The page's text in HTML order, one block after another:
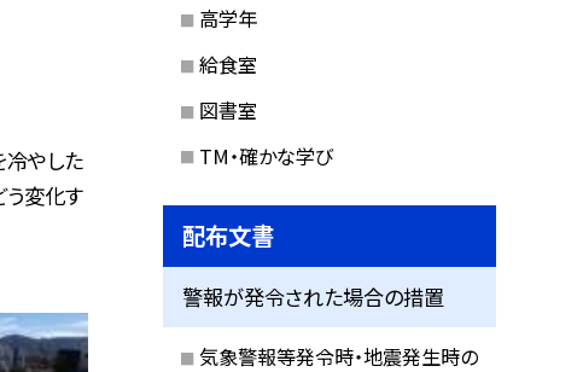
やした
う変化す
高学年
給食室
図書室
TM・確かな学び
配布文書
警報が発令された場合の措置
気象警報等発令時・地震発生時の